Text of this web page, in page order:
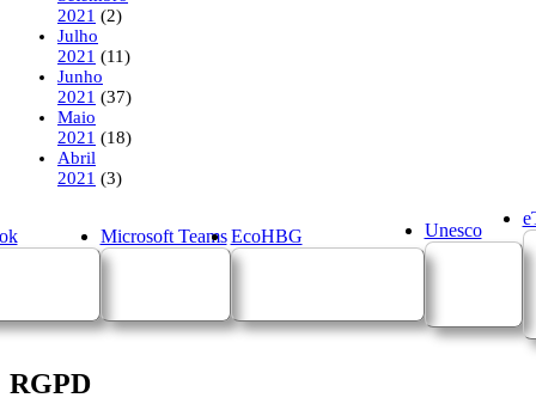
2021 (2)
Julho
2021 (11)
Junho
2021 (37)
Maio
2021 (18)
Abril
2021 (3)
Microsoft Teams EcoHBG Unesco
RGPD